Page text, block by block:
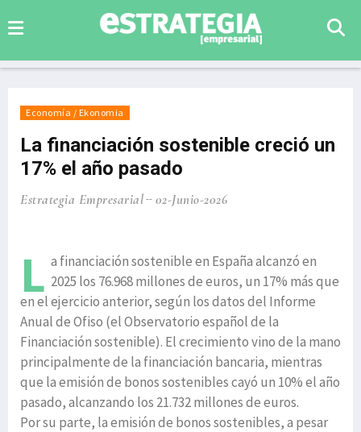
Economía / Ekonomia
La financiación sostenible creció un
17% el año pasado
Estrategia Empresarial 02-Junio-2026
L a financiación sostenible en España alcanzó en
2025 los 76.968 millones de euros, un 17% más que
en el ejercicio anterior, según los datos del Informe
Anual de Ofiso (el Observatorio español de la
Financiación sostenible). El crecimiento vino de la mano
principalmente de la financiación bancaria, mientras
que la emisión de bonos sostenibles cayó un 10% el año
pasado, alcanzando los 21.732 millones de euros.
Por su parte, la emisión de bonos sostenibles, a pesar